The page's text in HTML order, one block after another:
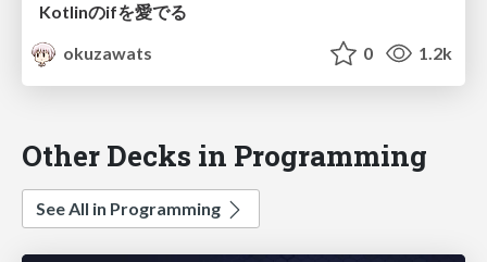
Kotlinのifを愛でる
okuzawats
0 1.2k
Other Decks in Programming
See All in Programming